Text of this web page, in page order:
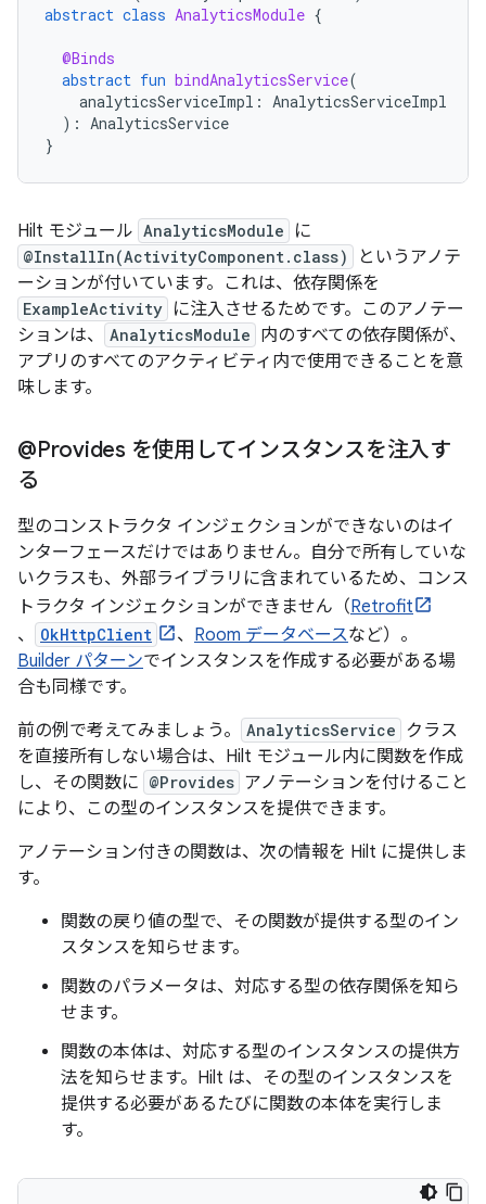
abstract class AnalyticsModule {
@Binds
abstract fun bindAnalyticsService(
analyticsServiceImpl : AnalyticsServiceImpl
): AnalyticsService
}
Hilt モジュール AnalyticsModule に
@InstallIn(ActivityComponent.class)
というアノテ
ーションが付いています。これは、依存関係を
ExampleActivity に注入させるためです。このアノテー
ションは、
AnalyticsModule 内のすべての依存関係が、
アプリのすべてのアクティビティ内で使用できることを意
味します。
@Provides を使用してインスタンスを注入す
る
型のコンストラクタ インジェクションができないのはイ
ンターフェースだけではありません。自分で所有していな
いクラスも、外部ライブラリに含まれているため、コンス
トラクタ インジェクションができません（Retrofit
、
OkHttpClient 、 Room データベースなど）。
Builder パターンでインスタンスを作成する必要がある場
合も同様です。
前の例で考えてみましょう。
AnalyticsService
クラス
を直接所有しない場合は、Hilt モジュール内に関数を作成
し、その関数に @Provides アノテーションを付けること
により、この型のインスタンスを提供できます。
アノテーション付きの関数は、次の情報を Hilt に提供しま
す。
関数の戻り値の型で、その関数が提供する型のイン
スタンスを知らせます。
関数のパラメータは、対応する型の依存関係を知ら
せます。
関数の本体は、対応する型のインスタンスの提供方
法を知らせます。Hilt は、その型のインスタンスを
提供する必要があるたびに関数の本体を実行しま
す。